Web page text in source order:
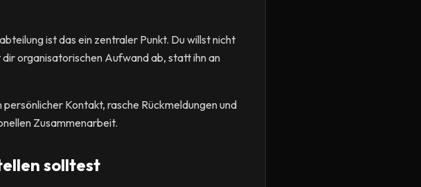
ist das ein zentraler Punkt. Du willst nicht
organisatorischen Aufwand ab, statt ihn an
Kontakt, rasche Rückmeldungen und
Zusammenarbeit.
solltest